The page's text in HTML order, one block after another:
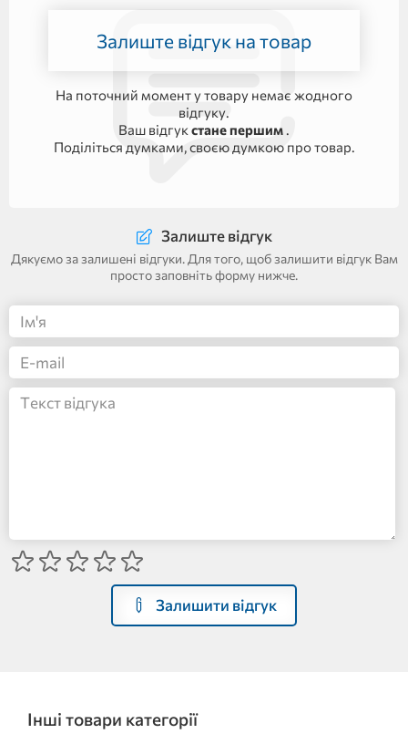
Залиште відгук на товар
На поточний момент у товару немає жодного
відгуку.
Ваш відгук стане першим .
Поділіться думками, своєю думкою про товар.
Залиште відгук
Дякуємо за залишені відгуки. Для того, щоб залишити відгук Вам
просто заповніть форму нижче.
Залишити відгук
Інші товари категорії